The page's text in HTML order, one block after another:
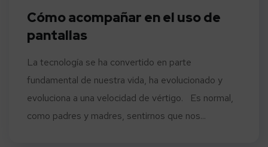
Cómo acompañar en el uso de
pantallas
La tecnología se ha convertido en parte
fundamental de nuestra vida, ha evolucionado y
evoluciona a una velocidad de vértigo. Es normal,
como padres y madres, sentirnos que nos...